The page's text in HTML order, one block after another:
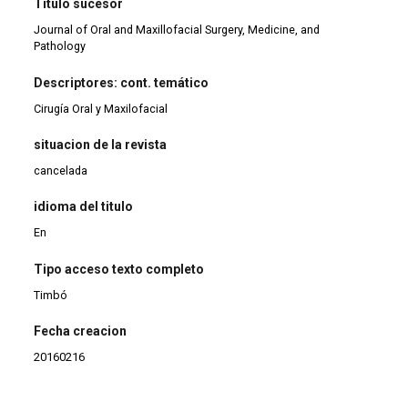
Titulo sucesor
Journal of Oral and Maxillofacial Surgery, Medicine, and
Pathology
Descriptores: cont. temático
Cirugía Oral y Maxilofacial
situacion de la revista
cancelada
idioma del titulo
En
Tipo acceso texto completo
Timbó
Fecha creacion
20160216